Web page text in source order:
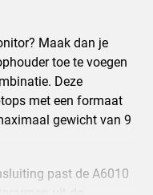
Maak dan je
toe te voegen
Deze
met een formaat
gewicht van 9
past de A6010